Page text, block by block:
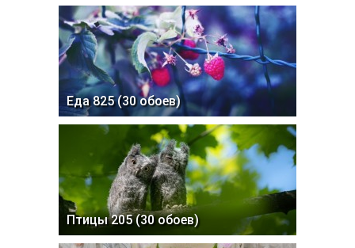
Еда 825 (30 обоев)
Птицы 205 (30 обоев)